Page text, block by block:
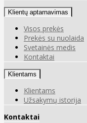
Klientų aptarnavimas
Visos prekės
Prekės su nuolaida
Svetainės medis
Kontaktai
Klientams
Klientams
Užsakymų istorija
Kontaktai